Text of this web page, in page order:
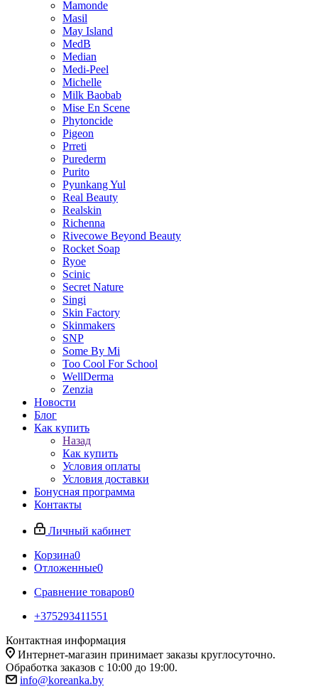
Mamonde
Masil
May Island
MedB
Median
Medi-Peel
Michelle
Milk Baobab
Mise En Scene
Phytoncide
Pigeon
Prreti
Purederm
Purito
Pyunkang Yul
Real Beauty
Realskin
Richenna
Rivecowe Beyond Beauty
Rocket Soap
Ryoe
Scinic
Secret Nature
Singi
Skin Factory
Skinmakers
SNP
Some By Mi
Too Cool For School
WellDerma
Zenzia
Новости
Блог
Как купить
Назад
Как купить
Условия оплаты
Условия доставки
Бонусная программа
Контакты
Личный кабинет
Корзина0
Отложенные0
Сравнение товаров0
+375293411551
Контактная информация
Интернет-магазин принимает заказы круглосуточно.
Обработка заказов с 10:00 до 19:00.
info@koreanka.by